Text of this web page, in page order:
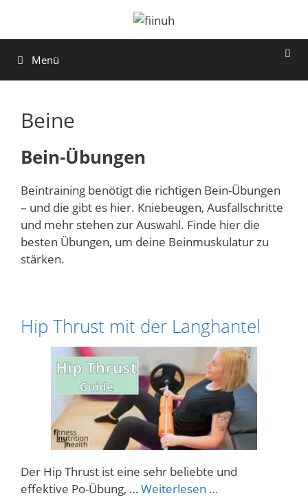
springen
Menü
Beine
Bein-Übungen
Beintraining benötigt die richtigen Bein-Übungen
– und die gibt es hier. Kniebeugen, Ausfallschritte
und mehr stehen zur Auswahl. Finde hier die
besten Übungen, um deine Beinmuskulatur zu
stärken.
Hip Thrust mit der Langhantel
Schlagwörter
Der Hip Thrust ist eine sehr beliebte und
effektive Po-Übung, … Weiterlesen …